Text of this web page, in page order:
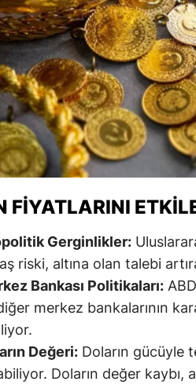
Şanlıurfa
Uşak
Van
Yozgat
Aksaray
Bayburt
Karaman
Kırıkkale
Batman
Bartın
FIYATLARINI
Gerginlikler:
riski, altına olan talebi
Bankası Politikaları:
merkez bankalarının
Değeri: Doların gücüyle
Doların değer kaybı,